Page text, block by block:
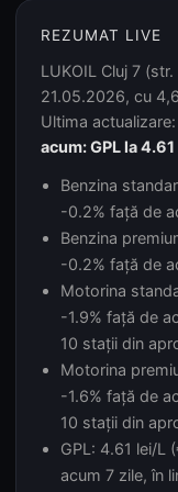
REZUMAT LIVE
LUKOIL Cluj 7
21.05.2026, cu
Ultima
acum: GPL la
Benzina
-0.2% față de
Benzina
-0.2% față de
Motorina
-1.9% față de
10 stații din
Motorina
-1.6% față de
10 stații din
GPL: 4.61 lei/L
acum 7 zile, în